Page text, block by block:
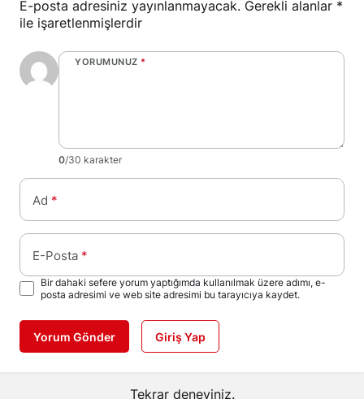
E-posta adresiniz yayınlanmayacak. Gerekli alanlar *
ile işaretlenmişlerdir
YORUMUNUZ *
0/30 karakter
Ad *
E-Posta *
Bir dahaki sefere yorum yaptığımda kullanılmak üzere adımı, e-
posta adresimi ve web site adresimi bu tarayıcıya kaydet.
Yorum Gönder Giriş Yap
Tekrar deneyiniz.